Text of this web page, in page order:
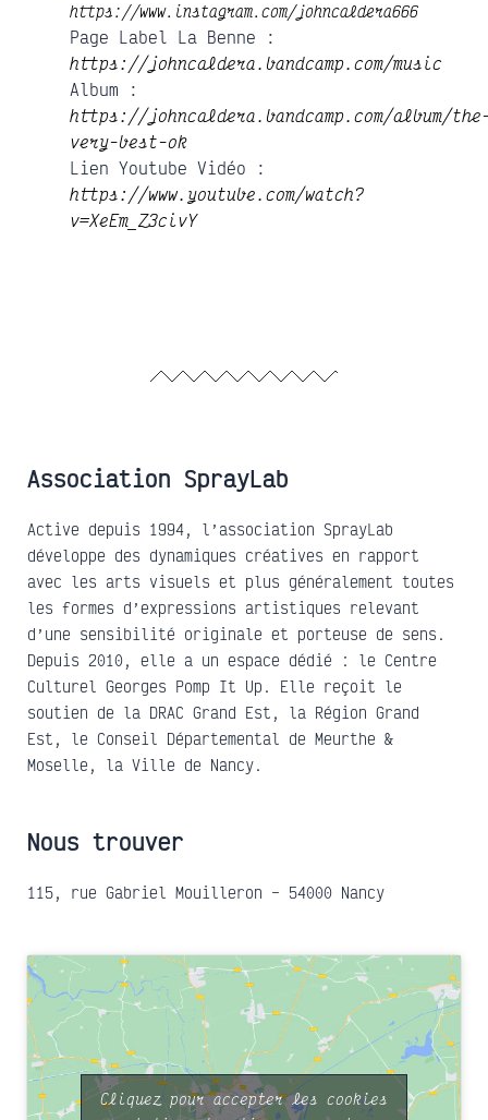
https://www.instagram.com/johncaldera666
Page Label La Benne :
https://johncaldera.bandcamp.com/music
Album :
https://johncaldera.bandcamp.com/album/
very-best-ok
Lien Youtube Vidéo :
https://www.youtube.com/watch?
v=XeEm_Z3civY
Association SprayLab
Active depuis 1994, l’association SprayLab
développe des dynamiques créatives en rapport
avec les arts visuels et plus généralement toutes
les formes d’expressions artistiques relevant
d’une sensibilité originale et porteuse de sens.
Depuis 2010, elle a un espace dédié : le Centre
Culturel Georges Pomp It Up. Elle reçoit le
soutien de la DRAC Grand Est, la Région Grand
Est, le Conseil Départemental de Meurthe &
Moselle, la Ville de Nancy.
Nous trouver
115, rue Gabriel Mouilleron – 54000 Nancy
Cliquez pour accepter les cookies